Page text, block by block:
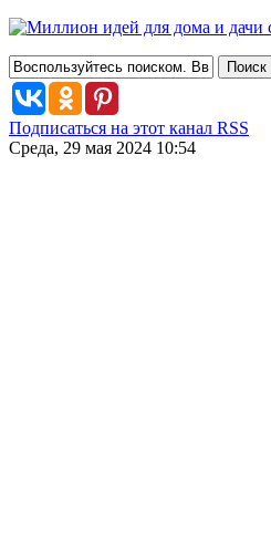
Подписаться на этот канал RSS
Среда, 29 мая 2024 10:54